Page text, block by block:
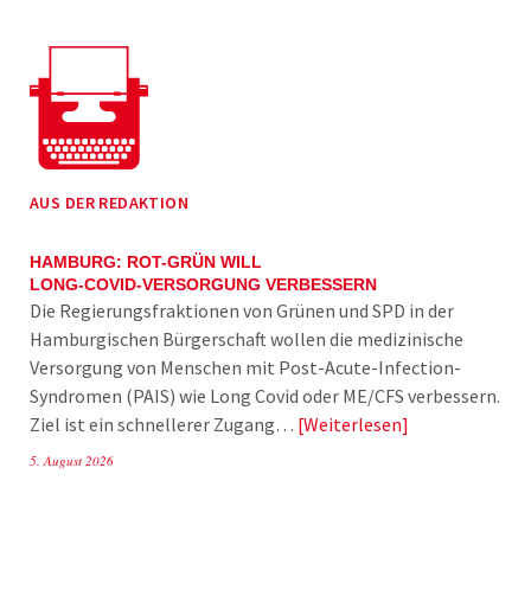
AUS DER REDAKTION
HAMBURG: ROT-GRÜN WILL
LONG-COVID-VERSORGUNG VERBESSERN
Die Regierungsfraktionen von Grünen und SPD in der
Hamburgischen Bürgerschaft wollen die medizinische
Versorgung von Menschen mit Post-Acute-Infection-
Syndromen (PAIS) wie Long Covid oder ME/CFS verbessern.
Ziel ist ein schnellerer Zugang… Weiterlesen
5. August 2026